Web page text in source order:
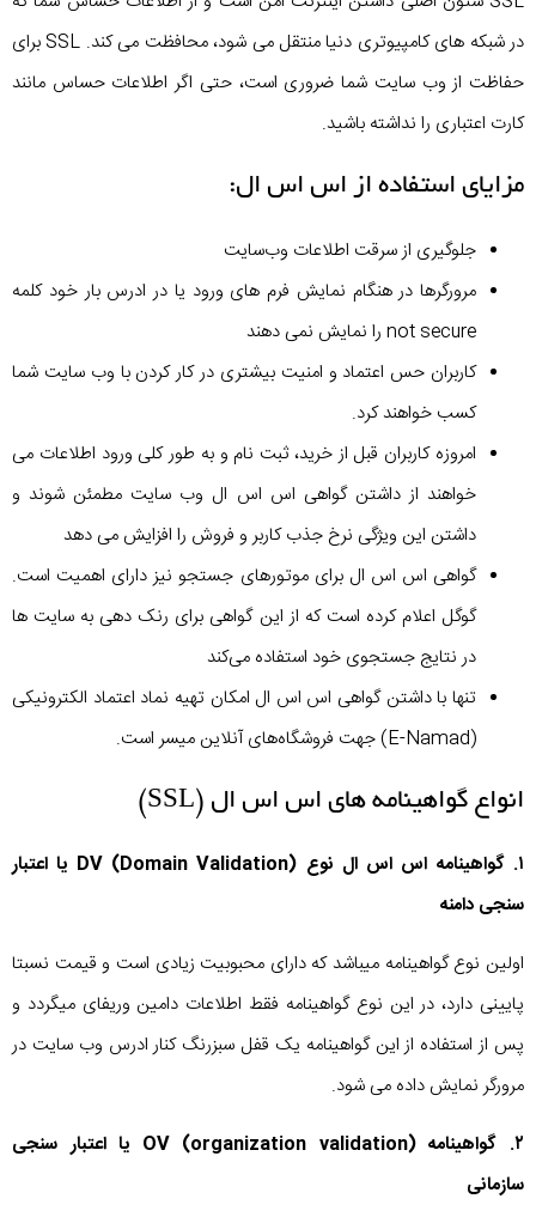
در شبکه های کامپیوتری دنیا منتقل می شود، محافظت می کند. SSL برای
حفاظت از وب سایت شما ضروری است، حتی اگر اطلاعات حساس مانند
کارت اعتباری را نداشته باشید.
مزایای استفاده از اس اس ال:
جلوگیری از سرقت اطلاعات وب‌سایت
مرورگرها در هنگام نمایش فرم های ورود یا در ادرس بار خود کلمه
not secure را نمایش نمی دهند
کاربران حس اعتماد و امنیت بیشتری در کار کردن با وب سایت شما
کسب خواهند کرد.
امروزه کاربران قبل از خرید، ثبت نام و به طور کلی ورود اطلاعات می
خواهند از داشتن گواهی اس اس ال وب سایت مطمئن شوند و
داشتن این ویژگی نرخ جذب کاربر و فروش را افزایش می دهد
گواهی اس اس ال برای موتورهای جستجو نیز دارای اهمیت است.
گوگل اعلام کرده است که از این گواهی برای رنک دهی به سایت ها
در نتایج جستجوی خود استفاده می‌کند
تنها با داشتن گواهی اس اس ال امکان تهیه نماد اعتماد الکترونیکی
(E-Namad) جهت فروشگاه‌های آنلاین میسر است.
انواع گواهینامه های اس اس ال (SSL)
۱. گواهینامه اس اس ال نوع DV (Domain Validation) یا اعتبار
سنجی دامنه
اولین نوع گواهینامه میباشد که دارای محبوبیت زیادی است و قیمت نسبتا
پایینی دارد، در این نوع گواهینامه فقط اطلاعات دامین وریفای میگردد و
پس از استفاده از این گواهینامه یک قفل سبزرنگ کنار ادرس وب سایت در
مرورگر نمایش داده می شود.
۲. گواهینامه (OV (organization validation یا اعتبار سنجی
سازمانی